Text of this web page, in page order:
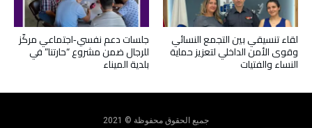
جلسات دعم نفسي‑اجتماعي مركّز
للرجال ضمن مشروع “حارتنا” في
بلدية الميناء
لقاء تنسيقي بين التجمع النسائي
وقوى الأمن الداخلي لتعزيز حماية
النساء والفتيات
جميع الحقوق محفوظة © 2021